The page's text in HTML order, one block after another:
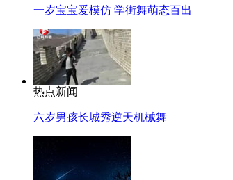
一岁宝宝爱模仿 学街舞萌态百出
热点新闻
六岁男孩长城秀逆天机械舞